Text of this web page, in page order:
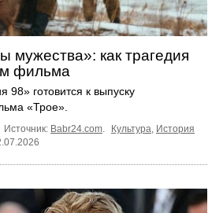
мужества»: как трагедия
фильма
98» готовится к выпуску
«Трое».
Источник: Babr24.com. Культура, История